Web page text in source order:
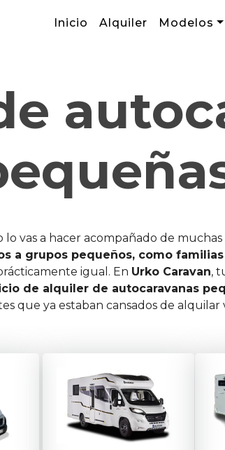
Inicio Alquiler Modelos
vas a hacer acompañado de
a grupos pequeños, como
igual. En Urko Caravan,
de alquiler de autocaravanas
que ya estaban cansados de